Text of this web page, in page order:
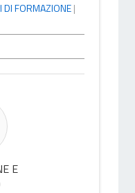
DI FORMAZIONE|
E